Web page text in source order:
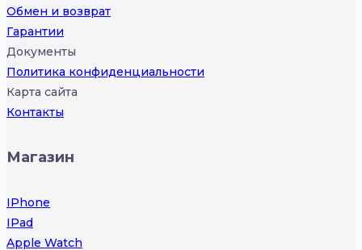
Обмен и возврат
Гарантии
Документы
Политика конфиденциальности
Карта сайта
Контакты
Магазин
IPhone
IPad
Apple Watch